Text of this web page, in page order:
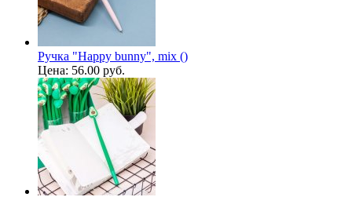
Ручка "Happy bunny", mix ()
Цена: 56.00 руб.